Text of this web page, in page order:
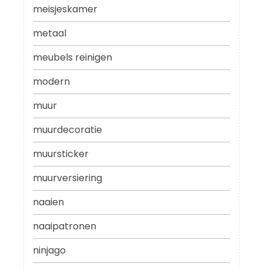
meisjeskamer
metaal
meubels reinigen
modern
muur
muurdecoratie
muursticker
muurversiering
naaien
naaipatronen
ninjago